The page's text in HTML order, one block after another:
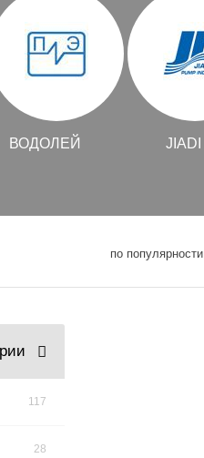
ВОДОЛЕЙ JIADI
по популярности
117
28